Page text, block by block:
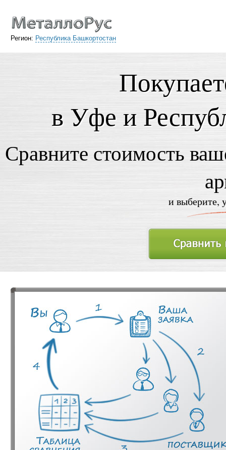
Регион: Республика Башкортостан
в Уфе и
Сравните стоимость
и выберите,